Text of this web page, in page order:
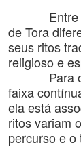
Entre os
de Tora
seus ritos
religioso e
Para o
faixa
ela está
ritos variam
percurso e o